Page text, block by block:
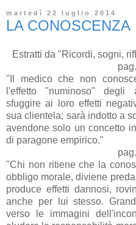
martedì 22 luglio 2014
LA CONOSCENZA
Estratti da "Ricordi, sogni,
"Il medico che non
l'effetto "numinoso" degli
sfuggire ai loro effetti
sua clientela; sarà indotto a
avendone solo un concetto
di paragone empirico."
"Chi non ritiene che la
obbligo morale, diviene
produce effetti dannosi,
anche per lui stesso.
verso le immagini